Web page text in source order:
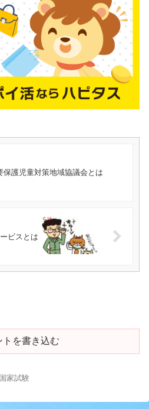
保護児童対策地域協議会とは
ビスとは
トを書き込む
家試験